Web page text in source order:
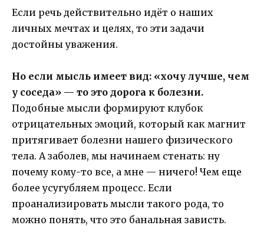
Если речь действительно идёт о наших
личных мечтах и целях, то эти задачи
достойны уважения.
Но если мысль имеет вид: «хочу лучше, чем
у соседа» — то это дорога к болезни.
Подобные мысли формируют клубок
отрицательных эмоций, который как магнит
притягивает болезни нашего физического
тела. А заболев, мы начинаем стенать: ну
почему кому-то все, а мне — ничего! Чем еще
более усугубляем процесс. Если
проанализировать мысли такого рода, то
можно понять, что это банальная зависть.